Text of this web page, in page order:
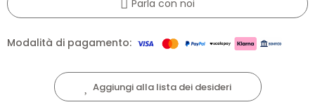
Parla con noi
Modalità di pagamento:
Aggiungi alla lista dei desideri